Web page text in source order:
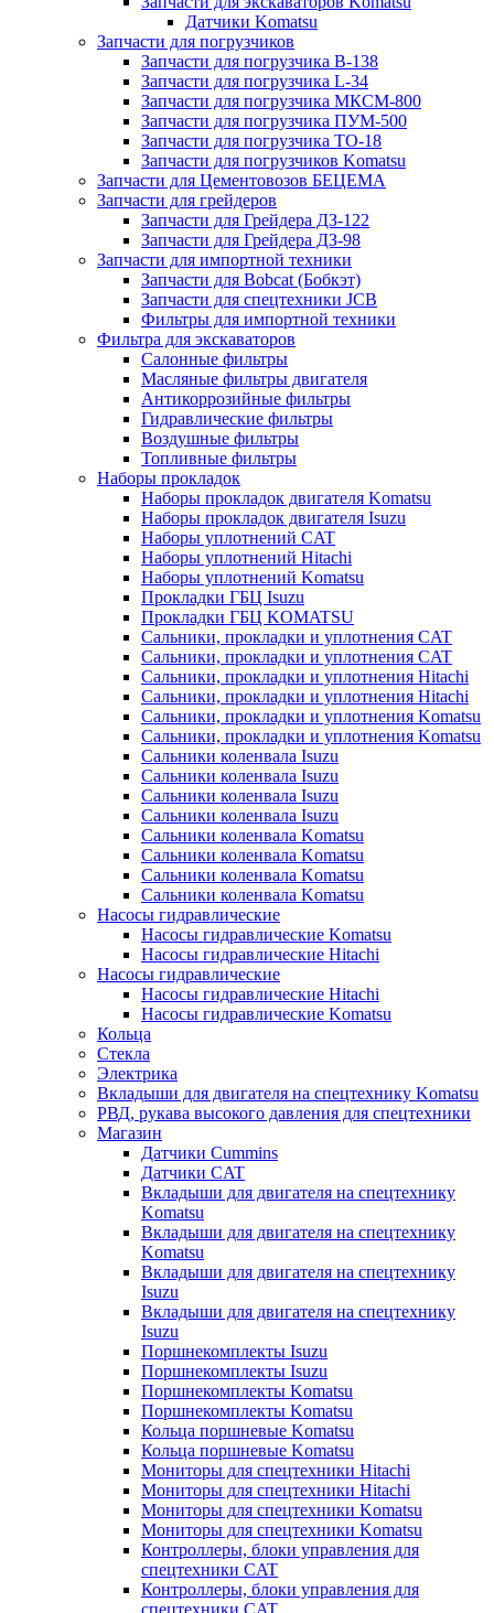
Датчики Komatsu
Запчасти для погрузчиков
Запчасти для погрузчика B-138
Запчасти для погрузчика L-34
Запчасти для погрузчика МКСМ-800
Запчасти для погрузчика ПУМ-500
Запчасти для погрузчика ТО-18
Запчасти для погрузчиков Komatsu
Запчасти для Цементовозов БЕЦЕМА
Запчасти для грейдеров
Запчасти для Грейдера ДЗ-122
Запчасти для Грейдера ДЗ-98
Запчасти для импортной техники
Запчасти для Bobcat (Бобкэт)
Запчасти для спецтехники JCB
Фильтры для импортной техники
Фильтра для экскаваторов
Салонные фильтры
Масляные фильтры двигателя
Антикоррозийные фильтры
Гидравлические фильтры
Воздушные фильтры
Топливные фильтры
Наборы прокладок
Наборы прокладок двигателя Komatsu
Наборы прокладок двигателя Isuzu
Наборы уплотнений CAT
Наборы уплотнений Hitachi
Наборы уплотнений Komatsu
Прокладки ГБЦ Isuzu
Прокладки ГБЦ KOMATSU
Сальники, прокладки и уплотнения CAT
Сальники, прокладки и уплотнения CAT
Сальники, прокладки и уплотнения Hitachi
Сальники, прокладки и уплотнения Hitachi
Сальники, прокладки и уплотнения Komatsu
Сальники, прокладки и уплотнения Komatsu
Сальники коленвала Isuzu
Сальники коленвала Isuzu
Сальники коленвала Isuzu
Сальники коленвала Isuzu
Сальники коленвала Komatsu
Сальники коленвала Komatsu
Сальники коленвала Komatsu
Сальники коленвала Komatsu
Насосы гидравлические
Насосы гидравлические Komatsu
Насосы гидравлические Hitachi
Насосы гидравлические
Насосы гидравлические Hitachi
Насосы гидравлические Komatsu
Кольца
Стекла
Электрика
Вкладыши для двигателя на спецтехнику Komatsu
РВД, рукава высокого давления для спецтехники
Магазин
Датчики Cummins
Датчики CAT
Вкладыши для двигателя на спецтехнику
Komatsu
Вкладыши для двигателя на спецтехнику
Komatsu
Вкладыши для двигателя на спецтехнику
Isuzu
Вкладыши для двигателя на спецтехнику
Isuzu
Поршнекомплекты Isuzu
Поршнекомплекты Isuzu
Поршнекомплекты Komatsu
Поршнекомплекты Komatsu
Кольца поршневые Komatsu
Кольца поршневые Komatsu
Мониторы для спецтехники Hitachi
Мониторы для спецтехники Hitachi
Мониторы для спецтехники Komatsu
Мониторы для спецтехники Komatsu
Контроллеры, блоки управления для
спецтехники CAT
Контроллеры, блоки управления для
спецтехники CAT